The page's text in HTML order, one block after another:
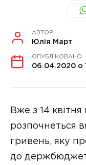
АВТОР
Юлія Март
ОПУБЛІКОВАНО
06.04.2020 о
Вже з 14 квітня
розпочнеться
гривень, яку
до